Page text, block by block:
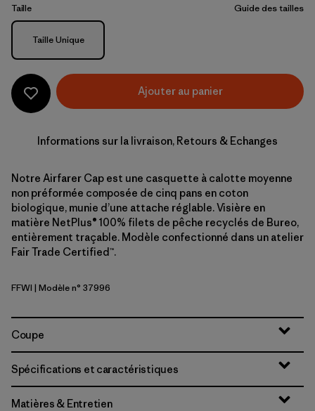
Taille Guide des tailles
Taille
Taille Unique
Ajouter au panier
Informations sur la livraison, Retours & Echanges
Notre Airfarer Cap est une casquette à calotte moyenne
non préformée composée de cinq pans en coton
biologique, munie d’une attache réglable. Visière en
matière NetPlus® 100% filets de pêche recyclés de Bureo,
entièrement traçable. Modèle confectionné dans un atelier
Fair Trade Certified™.
Fitz Roy Foothills: White
FFWI | Modèle n° 37996
Coupe
Spécifications et caractéristiques
Matières & Entretien